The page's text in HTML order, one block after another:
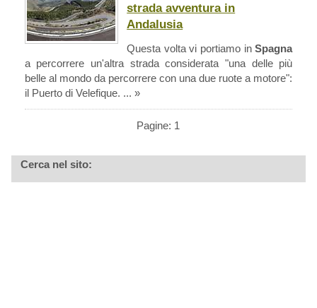
strada avventura in
Andalusia
Questa volta vi portiamo inSpagna
a percorrere un'altra strada considerata "una delle più
belle al mondo da percorrere con una due ruote a motore":
il Puerto di Velefique. ... »
Pagine: 1
Cerca nel sito: